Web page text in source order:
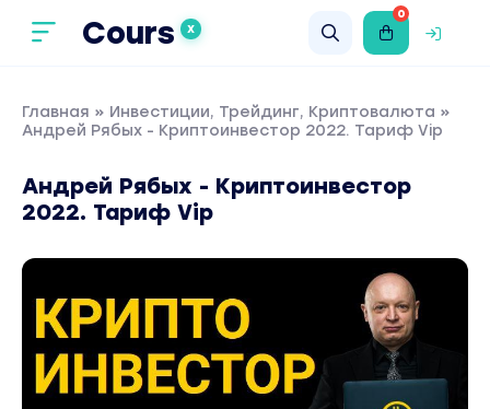
Cours X
0
Главная » Инвестиции, Трейдинг, Криптовалюта »
Андрей Рябых - Криптоинвестор 2022. Тариф Vip
Андрей Рябых - Криптоинвестор
2022. Тариф Vip